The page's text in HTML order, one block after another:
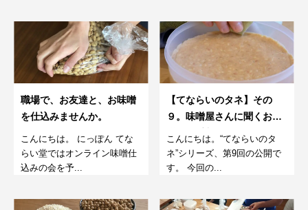
職場で、お友達と、お味噌
を仕込みませんか。
こんにちは。 にっぽん てな
らい堂ではオンライン味噌仕
込みの会を予...
【てならいのタネ】その
９。味噌屋さんに聞くお味
噌のお手入れポイント。
こんにちは。“てならいのタ
ネ”シリーズ、第9回の公開で
す。 今回の...